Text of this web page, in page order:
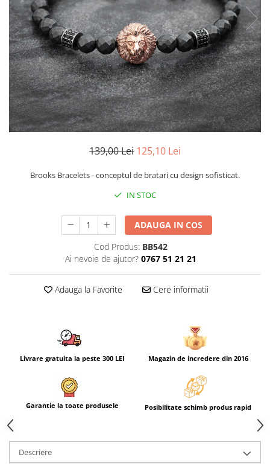
CERCEI
CEASURI DAMA
139,00 Lei 125,10 Lei
Brooks Bracelets - conceptul de bratari cu design sofisticat.
IN STOC
ADAUGA IN COS
Cod Produs: BB542
Ai nevoie de ajutor? 0767 51 21 21
Adauga la Favorite Cere informatii
Livrare gratuita la peste 300 LEI Magazin de incredere din 2016
Garantie la toate produsele Posibilitate schimb produs rapid
Descriere